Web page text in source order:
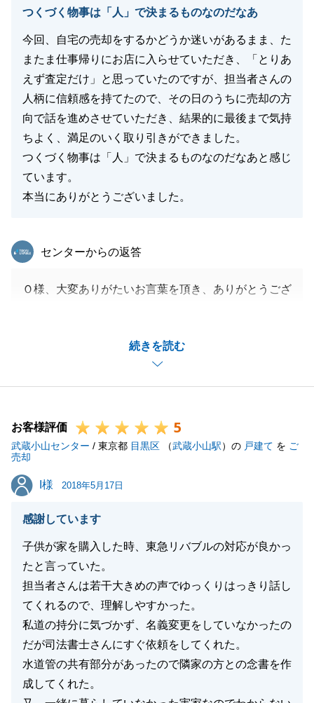
閉じる
つくづく物事は「人」で決まるものなのだなあ
今回、自宅の売却をするかどうか迷いがあるまま、た
またま仕事帰りにお店に入らせていただき、「とりあ
えず査定だけ」と思っていたのですが、担当者さんの
人柄に信頼感を持てたので、その日のうちに売却の方
向で話を進めさせていただき、結果的に最後まで気持
ちよく、満足のいく取り引きができました。
つくづく物事は「人」で決まるものなのだなあと感じ
ています。
本当にありがとうございました。
続きを読む
東急リバブル
センターからの返答
Ｏ様、大変ありがたいお言葉を頂き、ありがとうござ
大変感謝しております。
新天地での益々のご活躍を願っております。今後とも
お客様評価 5
武蔵小山センター / 東京都 目黒区 （武蔵小山駅）の 戸建て を ご
売却
I様
I様 2018年5月17日
感謝しています
子供が家を購入した時、東急リバブルの対応が良かっ
たと言っていた。
担当者さんは若干大きめの声でゆっくりはっきり話し
てくれるので、理解しやすかった。
私道の持分に気づかず、名義変更をしていなかったの
だが司法書士さんにすぐ依頼をしてくれた。
水道管の共有部分があったので隣家の方との念書を作
成してくれた。